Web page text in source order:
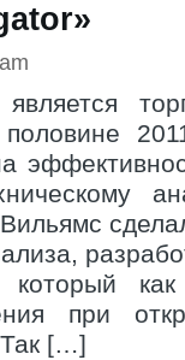
который
при
Так […]